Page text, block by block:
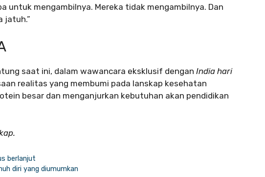
untuk mengambilnya. Mereka tidak mengambilnya. Dan
jatuh.”
saat ini, dalam wawancara eksklusif dengan India hari
realitas yang membumi pada lanskap kesehatan
besar dan menganjurkan kebutuhan akan pendidikan
berlanjut
diri yang diumumkan